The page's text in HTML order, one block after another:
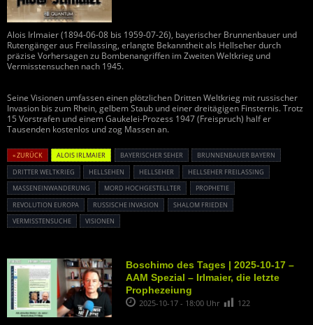
Alois Irlmaier (1894-06-08 bis 1959-07-26), bayerischer Brunnenbauer und
Rutengänger aus Freilassing, erlangte Bekanntheit als Hellseher durch
präzise Vorhersagen zu Bombenangriffen im Zweiten Weltkrieg und
Vermisstensuchen nach 1945.
Seine Visionen umfassen einen plötzlichen Dritten Weltkrieg mit russischer
Invasion bis zum Rhein, gelbem Staub und einer dreitägigen Finsternis. Trotz
15 Vorstrafen und einem Gaukelei-Prozess 1947 (Freispruch) half er
Tausenden kostenlos und zog Massen an.
« ZURÜCK ALOIS IRLMAIER BAYERISCHER SEHER
BRUNNENBAUER BAYERN
DRITTER WELTKRIEG
HELLSEHEN HELLSEHER
HELLSEHER FREILASSING
MASSENEINWANDERUNG
MORD HOCHGESTELLTER
PROPHETIE
REVOLUTION EUROPA
RUSSISCHE INVASION
SHALOM FRIEDEN
VERMISSTENSUCHE
VISIONEN
Boschimo des Tages | 2025-10-17 –
AAM Spezial – Irlmaier, die letzte
Prophezeiung
2025-10-17 - 18:00 Uhr 122